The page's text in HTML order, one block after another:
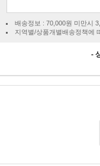
배송정보 : 70,000원 미만시
지역별/상품개별배송정책에
-